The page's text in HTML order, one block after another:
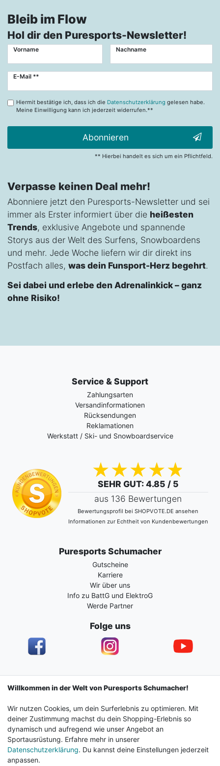
Bleib im Flow
Hol dir den Puresports-Newsletter!
Vorname Nachname
E-Mail **
Newsletter
Hiermit bestätige ich, dass ich die Datenschutzerklärung gelesen habe.
Meine Einwilligung kann ich jederzeit widerrufen.**
Abonnieren
** Hierbei handelt es sich um ein Pflichtfeld.
Verpasse keinen Deal mehr!
Abonniere jetzt den Puresports-Newsletter und sei
immer als Erster informiert über die heißesten
Trends, exklusive Angebote und spannende
Storys aus der Welt des Surfens, Snowboardens
und mehr. Jede Woche liefern wir dir direkt ins
Postfach alles, was dein Funsport-Herz begehrt.
Sei dabei und erlebe den Adrenalinkick – ganz
ohne Risiko!
Service & Support
Zahlungsarten
Versandinformationen
Rücksendungen
Reklamationen
Werkstatt / Ski- und Snowboardservice
SEHR GUT: 4.85 / 5
aus 136 Bewertungen
Bewertungsprofil bei SHOPVOTE.DE ansehen
Informationen zur Echtheit von Kundenbewertungen
Puresports Schumacher
Gutscheine
Karriere
Wir über uns
Info zu BattG und ElektroG
Werde Partner
Folge uns
Impressum Daten­schutz­erklärung AGB
Barrierefreiheitserklärung Widerrufs­recht
Vertrag widerrufen Kontakt
Willkommen in der Welt von Puresports Schumacher!
Wir nutzen Cookies, um dein Surferlebnis zu optimieren. Mit
deiner Zustimmung machst du dein Shopping-Erlebnis so
dynamisch und aufregend wie unser Angebot an
Sportausrüstung. Erfahre mehr in unserer
Datenschutzerklärung. Du kannst deine Einstellungen jederzeit
anpassen.